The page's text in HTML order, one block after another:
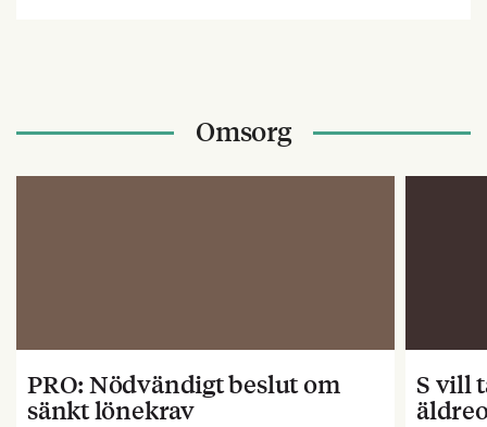
Omsorg
PRO: Nödvändigt beslut om
sänkt lönekrav
S vill